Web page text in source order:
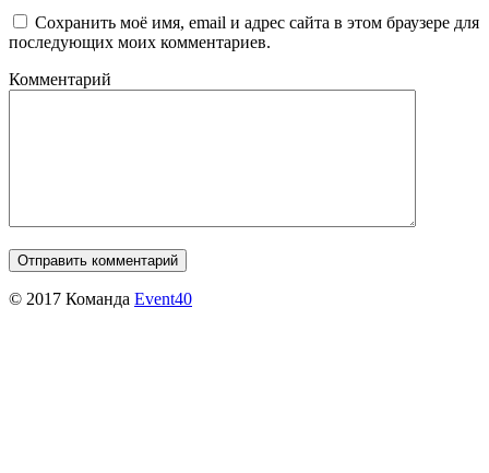
Сохранить моё имя, email и адрес сайта в этом браузере для
последующих моих комментариев.
Комментарий
© 2017 Команда Event40